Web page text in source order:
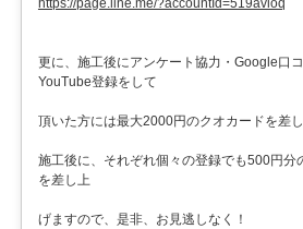
https://page.line.me/?accountId=519avioq
更に、施工後にアンケート協力・Google口コ
YouTube登録をして
頂いた方には最大2000円のクオカードを差
施工後に、それぞれ個々の登録でも500円分
を差し上
げますので、是非、お見逃しなく！